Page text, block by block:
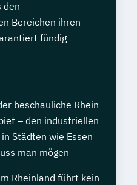
den
Bereichen ihren
fündig
beschauliche Rhein
– den industriellen
Städten wie Essen
man mögen
Rheinland führt kein